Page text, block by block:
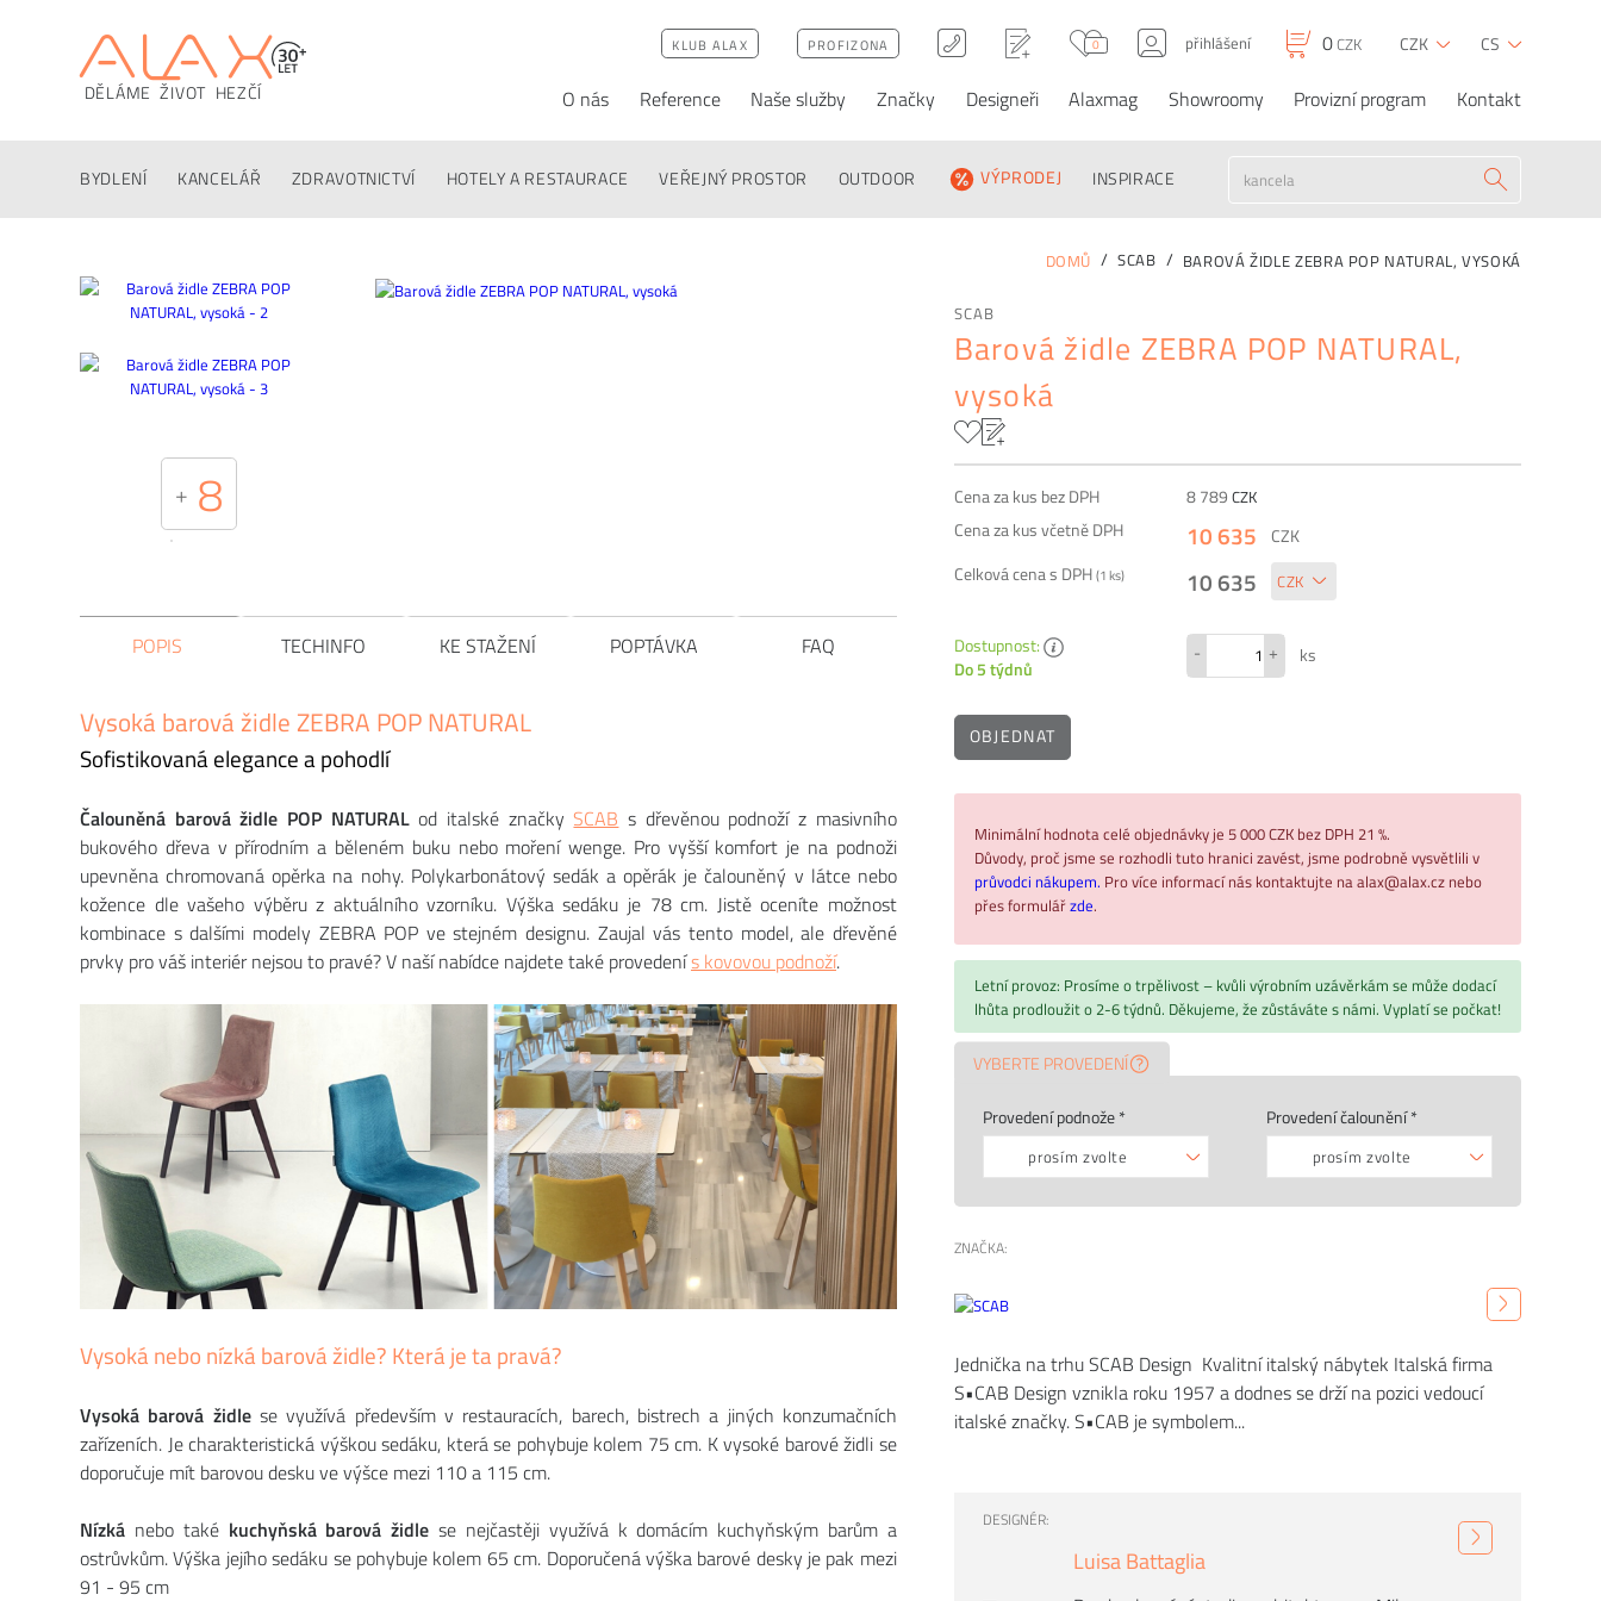
DĚLÁME ŽIVOT HEZČÍ
KLUB ALAX PROFIZONA 0 přihlášení 0CZK CZK CS
O nás Reference Naše služby Značky Designeři Alaxmag Showroomy Provizní program Kontakt
BYDLENÍ KANCELÁŘ ZDRAVOTNICTVÍ HOTELY A RESTAURACE VEŘEJNÝ PROSTOR OUTDOOR VÝPRODEJ INSPIRACE
Alternativy Poptávka FAQ
Barová židle ZEBRA
10 635 CZK OBJEDNAT 0CZK
DOMŮ SCAB BAROVÁ ŽIDLE ZEBRA POP NATURAL, VYSOKÁ
SCAB
Barová židle ZEBRA POP NATURAL,
vysoká
Cena za kus bez DPH 8 789 CZK
Cena za kus včetně DPH
10 635
CZK
Celková cena s DPH(1ks) 10 635
Dostupnost:
Do 5 týdnů
- + ks
OBJEDNAT
Minimální hodnota celé objednávky je 5 000 CZK bez DPH 21 %.
Důvody, proč jsme se rozhodli tuto hranici zavést, jsme podrobně vysvětlili v
průvodci nákupem. Pro více informací nás kontaktujte na alax@alax.cz nebo
přes formulářzde.
Letní provoz: Prosíme o trpělivost – kvůli výrobním uzávěrkám se může dodací
lhůta prodloužit o 2-6 týdnů. Děkujeme, že zůstáváte s námi. Vyplatí se počkat!
VYBERTE PROVEDENÍ
Provedení podnože *
prosím zvolte
Provedení čalounění *
prosím zvolte
ZNAČKA:
Jednička na trhu SCAB Design Kvalitní italský nábytek Italská firma
S•CAB Design vznikla roku 1957 a dodnes se drží na pozici vedoucí
italské značky. S•CAB je symbolem...
DESIGNÉR:
Luisa Battaglia
+ 8
POPIS TECHINFO KE STAŽENÍ POPTÁVKA FAQ
Vysoká barová židle ZEBRA POP NATURAL
Sofistikovaná elegance a pohodlí
Čalouněná barová židle POP NATURALod italské značkySCAB s dřevěnou podnoží z masivního
bukového dřeva v přírodním a běleném buku nebo moření wenge. Pro vyšší komfort je na podnoži
upevněna chromovaná opěrka na nohy. Polykarbonátový sedák a opěrák je čalouněný v látce nebo
kožence dle vašeho výběru z aktuálního vzorníku. Výška sedáku je 78 cm. Jistě oceníte možnost
kombinace s dalšími modely ZEBRA POP ve stejném designu. Zaujal vás tento model, ale dřevěné
prvky pro váš interiér nejsou to pravé? V naší nabídce najdete také provedenís kovovou podnoží.
Vysoká nebo nízká barová židle? Která je ta pravá?
Vysoká barová židlese využívá především v restauracích, barech, bistrech a jiných konzumačních
zařízeních. Je charakteristická výškou sedáku, která se pohybuje kolem 75 cm. K vysoké barové židli se
doporučuje mít barovou desku ve výšce mezi 110 a 115 cm.
Nízká nebo také kuchyňská barová židle se nejčastěji využívá k domácím kuchyňským barům a
ostrůvkům. Výška jejího sedáku se pohybuje kolem 65 cm. Doporučená výška barové desky je pak mezi
91 - 95 cm